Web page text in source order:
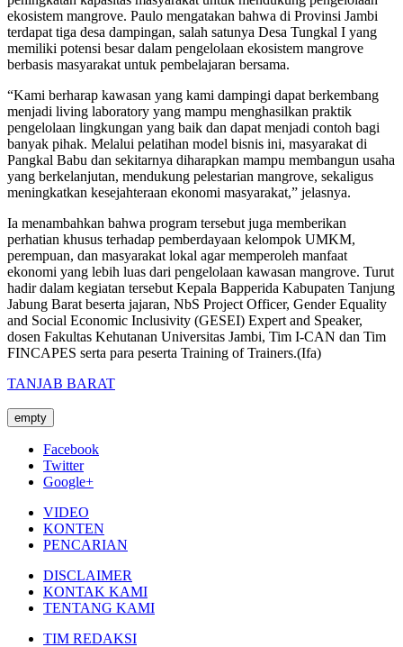
ekosistem mangrove. Paulo mengatakan bahwa di Provinsi Jambi
terdapat tiga desa dampingan, salah satunya Desa Tungkal I yang
memiliki potensi besar dalam pengelolaan ekosistem mangrove
berbasis masyarakat untuk pembelajaran bersama.
“Kami berharap kawasan yang kami dampingi dapat berkembang
menjadi living laboratory yang mampu menghasilkan praktik
pengelolaan lingkungan yang baik dan dapat menjadi contoh bagi
banyak pihak. Melalui pelatihan model bisnis ini, masyarakat di
Pangkal Babu dan sekitarnya diharapkan mampu membangun usaha
yang berkelanjutan, mendukung pelestarian mangrove, sekaligus
meningkatkan kesejahteraan ekonomi masyarakat,” jelasnya.
Ia menambahkan bahwa program tersebut juga memberikan
perhatian khusus terhadap pemberdayaan kelompok UMKM,
perempuan, dan masyarakat lokal agar memperoleh manfaat
ekonomi yang lebih luas dari pengelolaan kawasan mangrove. Turut
hadir dalam kegiatan tersebut Kepala Bapperida Kabupaten Tanjung
Jabung Barat beserta jajaran, NbS Project Officer, Gender Equality
and Social Economic Inclusivity (GESEI) Expert and Speaker,
dosen Fakultas Kehutanan Universitas Jambi, Tim I-CAN dan Tim
FINCAPES serta para peserta Training of Trainers.(Ifa)
TANJAB BARAT
empty
Facebook
Twitter
Google+
VIDEO
KONTEN
PENCARIAN
DISCLAIMER
KONTAK KAMI
TENTANG KAMI
TIM REDAKSI